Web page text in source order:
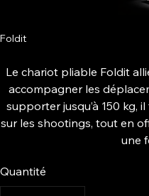
Foldit
Le chariot pliable Foldit
accompagner les
supporter jusqu’à 150 kg,
sur les shootings, tout en
une
Quantité